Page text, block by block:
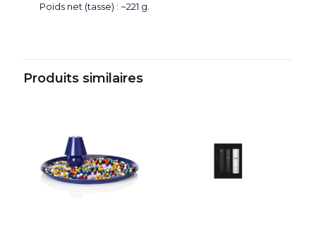
Poids net (tasse) : ~221 g.
Produits similaires